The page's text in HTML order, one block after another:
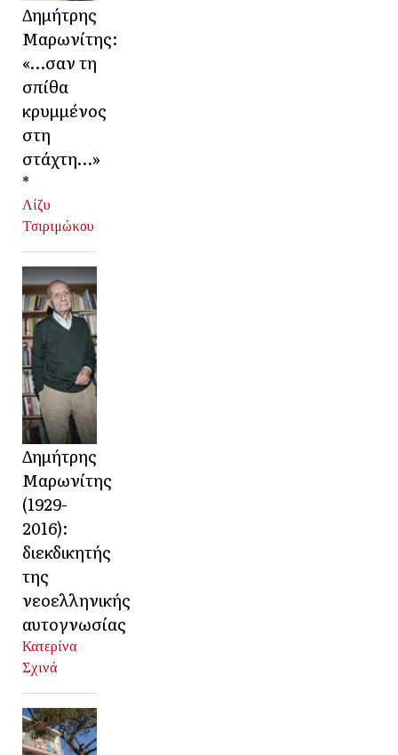
Δημήτρης
Μαρωνίτης:
«…σαν τη
σπίθα
κρυμμένος
στη
στάχτη…»
*
Λίζυ
Τσιριμώκου
Δημήτρης
Μαρωνίτης
(1929-
2016):
διεκδικητής
της
νεοελληνικής
αυτογνωσίας
Κατερίνα
Σχινά